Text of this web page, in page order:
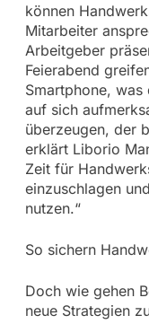
können
Mitarbeiter
Arbeitgeber
Feierabend
Smartphone, was
auf sich
überzeugen, der
erklärt Liborio
Zeit für
einzuschlagen
nutzen.“
So sichern
Doch wie gehen
neue Strategien